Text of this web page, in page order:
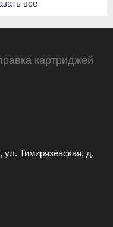
все
картриджей
ул. Тимирязевская, д.